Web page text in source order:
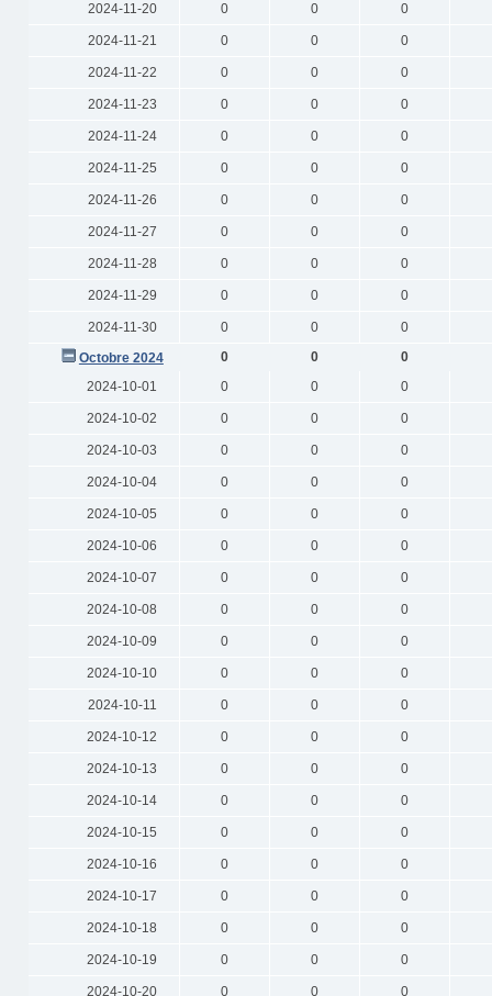
2024-11-20 0 0 0
2024-11-21 0 0 0
2024-11-22 0 0 0
2024-11-23 0 0 0
2024-11-24 0 0 0
2024-11-25 0 0 0
2024-11-26 0 0 0
2024-11-27 0 0 0
2024-11-28 0 0 0
2024-11-29 0 0 0
2024-11-30 0 0
0
Octobre 2024
0 0
0
2024-10-01
0 0 0
2024-10-02 0 0 0
2024-10-03 0 0 0
2024-10-04 0 0 0
2024-10-05 0 0 0
2024-10-06 0 0 0
2024-10-07 0 0 0
2024-10-08 0 0 0
2024-10-09 0 0 0
2024-10-10 0 0 0
2024-10-11 0 0 0
2024-10-12 0 0 0
2024-10-13 0 0 0
2024-10-14 0 0 0
2024-10-15 0 0 0
2024-10-16 0 0 0
2024-10-17 0 0 0
2024-10-18 0 0 0
2024-10-19 0 0 0
2024-10-20 0 0 0